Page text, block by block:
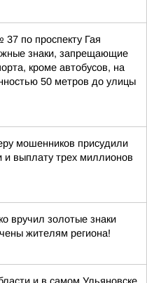
по проспекту Гая
знаки, запрещающие
кроме автобусов, на
50 метров до улицы
мошенников присудили
и выплату трех миллионов
вручил золотые знаки
жителям региона!